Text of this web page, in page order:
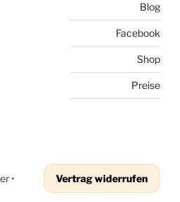
Blog
Facebook
Shop
Preise
•
Vertrag widerrufen